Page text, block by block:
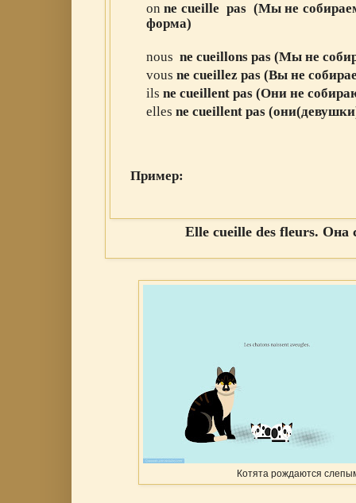
on ne cueille pas (Мыне собира
форма)
nous ne cueillons pas (Мы не
vous ne cueillez pas (Вы не собира
ils ne cueillent pas (Они не собира
elles ne cueillent pas
Пример:
Elle cueille des fleurs. Она
Котята рождаются